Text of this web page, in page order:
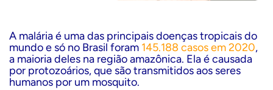
A malária é uma das principais doenças tropicais do
mundo e só no Brasil foram 145.188 casos em 2020,
a maioria deles na região amazônica. Ela é causada
por protozoários, que são transmitidos aos seres
humanos por um mosquito.